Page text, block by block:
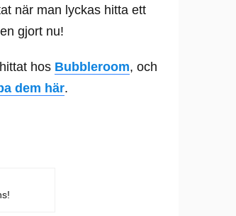
när man lyckas hitta ett
gjort nu!
hos Bubbleroom, och
dem här.